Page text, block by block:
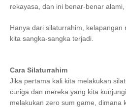
rekayasa, dan ini benar-benar alami,
Hanya dari silaturrahim,
kita sangka-sangka terjadi.
Cara Silaturrahim
Jika pertama kali kita melakukan
curiga dan mereka yang kita
melakukan zero sum game, dimana